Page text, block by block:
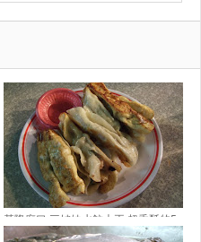
基隆廟口-三姊妹水餃大王-超香酥的5
元鍋貼